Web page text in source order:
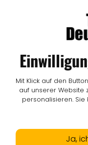
Mediadaten
Mit Klick auf den
auf unserer Website
personalisieren.
Ja,